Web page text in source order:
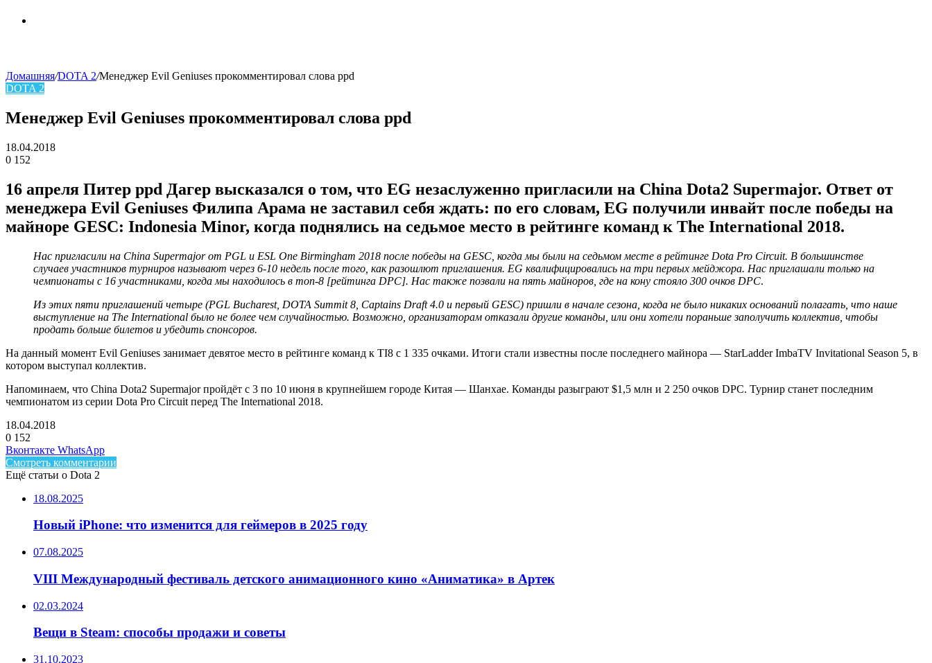
skin
Домашняя/DOTA 2/Менеджер Evil Geniuses прокомментировал слова ppd
DOTA 2
Менеджер Evil Geniuses прокомментировал слова ppd
18.04.2018
0 152
16 апреля Питер ppd Дагер высказался о том, что EG незаслуженно пригласили на China Dota2 Supermajor. Ответ от
менеджера Evil Geniuses Филипа Арама не заставил себя ждать: по его словам, EG получили инвайт после победы на
майноре GESC: Indonesia Minor, когда поднялись на седьмое место в рейтинге команд к The International 2018.
Нас пригласили на China Supermajor от PGL и ESL One Birmingham 2018 после победы на GESC, когда мы были на седьмом месте в рейтинге Dota Pro Circuit. В большинстве
случаев участников турниров называют через 6-10 недель после того, как разошлют приглашения. EG квалифицировались на три первых мейджора. Нас приглашали только на
чемпионаты с 16 участниками, когда мы находилось в топ-8 [рейтинга DPC]. Нас также позвали на пять майноров, где на кону стояло 300 очков DPC.
Из этих пяти приглашений четыре (PGL Bucharest, DOTA Summit 8, Captains Draft 4.0 и первый GESC) пришли в начале сезона, когда не было никаких оснований полагать, что наше
выступление на The International было не более чем случайностью. Возможно, организаторам отказали другие команды, или они хотели пораньше заполучить коллектив, чтобы
продать больше билетов и убедить спонсоров.
На данный момент Evil Geniuses занимает девятое место в рейтинге команд к TI8 с 1 335 очками. Итоги стали известны после последнего майнора — StarLadder ImbaTV Invitational Season 5, в
котором выступал коллектив.
Напоминаем, что China Dota2 Supermajor пройдёт с 3 по 10 июня в крупнейшем городе Китая — Шанхае. Команды разыграют $1,5 млн и 2 250 очков DPC. Турнир станет последним
чемпионатом из серии Dota Pro Circuit перед The International 2018.
18.04.2018
0 152
Facebook
Twitter
LinkedIn
Вконтакте WhatsAppTelegram
Смотреть комментарии
Ещё статьи о Dota 2
18.08.2025
Новый iPhone: что изменится для геймеров в 2025 году
07.08.2025
VIII Международный фестиваль детского анимационного кино «Аниматика» в Артек
02.03.2024
Вещи в Steam: способы продажи и советы
31.10.2023